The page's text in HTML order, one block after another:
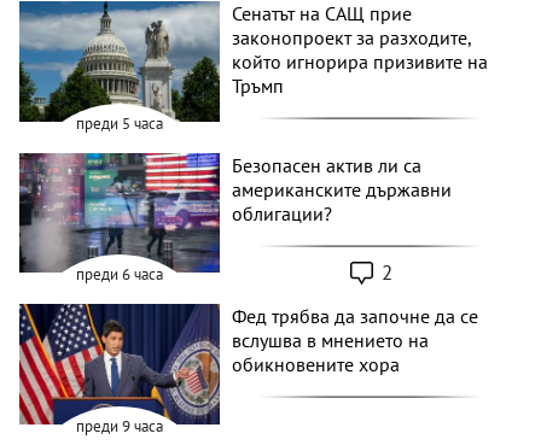
преди 5 часа
Сенатът на САЩ прие
законопроект за разходите,
който игнорира призивите на
Тръмп
преди 6 часа
Безопасен актив ли са
американските държавни
облигации?
2
преди 9 часа
Фед трябва да започне да се
вслушва в мнението на
обикновените хора